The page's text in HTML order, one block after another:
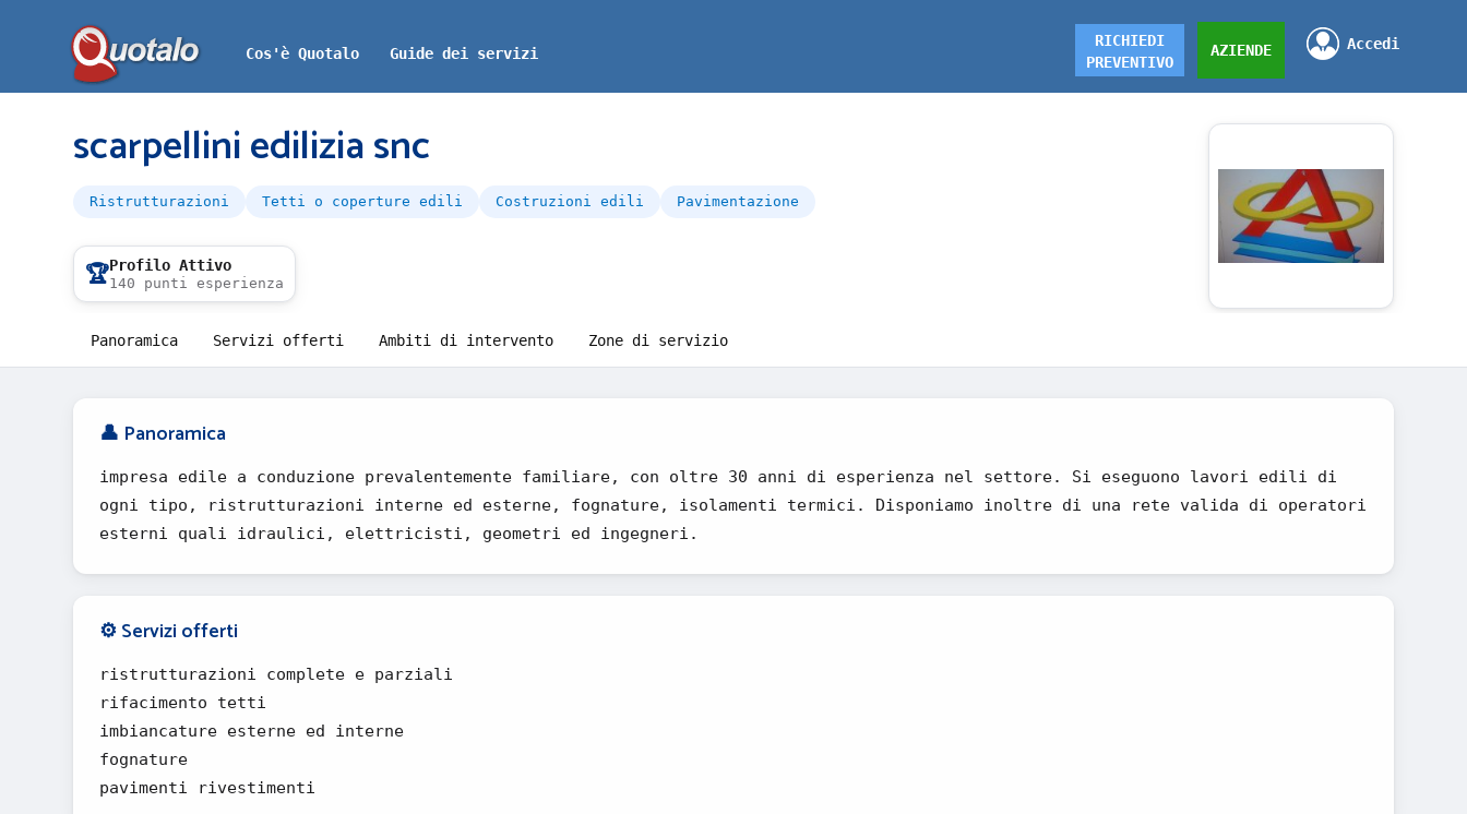
Cos'è Quotalo Guide dei servizi
Accedi
AZIENDE
RICHIEDI
PREVENTIVO
scarpellini edilizia snc
Ristrutturazioni Tetti o coperture edili Costruzioni edili Pavimentazione
🏆Profilo Attivo
140 punti esperienza
Panoramica Servizi offerti Ambiti di intervento Zone di servizio
👤 Panoramica
impresa edile a conduzione prevalentemente familiare, con oltre 30 anni di esperienza nel settore. Si eseguono lavori edili di
ogni tipo, ristrutturazioni interne ed esterne, fognature, isolamenti termici. Disponiamo inoltre di una rete valida di operatori
esterni quali idraulici, elettricisti, geometri ed ingegneri.
⚙️ Servizi offerti
ristrutturazioni complete e parziali
rifacimento tetti
imbiancature esterne ed interne
fognature
pavimenti rivestimenti